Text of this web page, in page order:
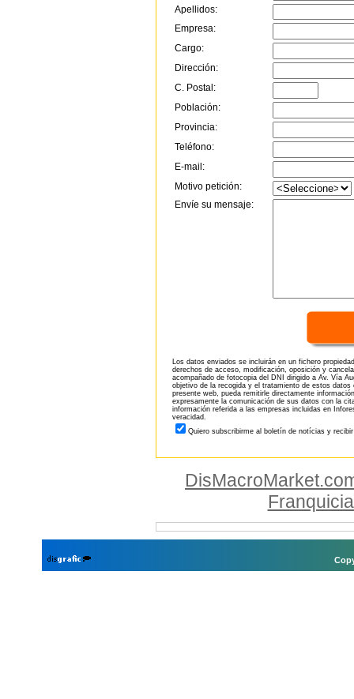
Apellidos:
Empresa:
Cargo:
Dirección:
C. Postal:
Población:
Provincia:
Teléfono:
E-mail:
Motivo petición:
Envíe su mensaje:
Los datos enviados se incluirán en un fichero
derechos de acceso, modificación, oposición y
acompañado de fotocopia del DNI dirigido a Av. Vía
objetivo de la recogida y el tratamiento de estos
presente web, pueda remitirle directamente
expresamente la comunicación de sus datos con la
información referida a las empresas incluidas en
veracidad.
Quiero subscribirme al boletín de notícias y